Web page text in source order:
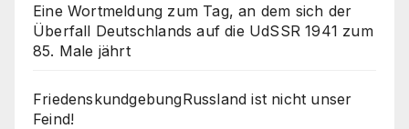
Eine Wortmeldung zum Tag, an dem sich der
Überfall Deutschlands auf die UdSSR 1941 zum
85. Male jährt
FriedenskundgebungRussland ist nicht unser
Feind!